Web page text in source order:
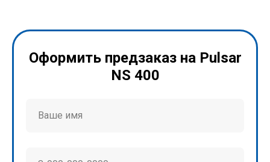
Оформить предзаказ на Pulsar
NS 400